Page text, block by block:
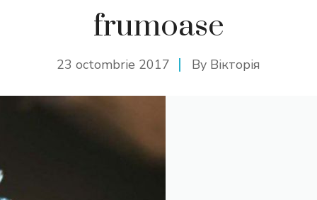
frumoase
23 octombrie 2017 By Вікторія